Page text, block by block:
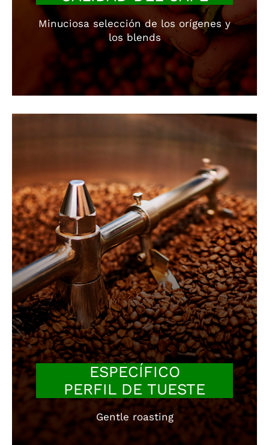
Minuciosa selección de los orígenes y
los blends
ESPECÍFICO
PERFIL DE TUESTE
Gentle roasting